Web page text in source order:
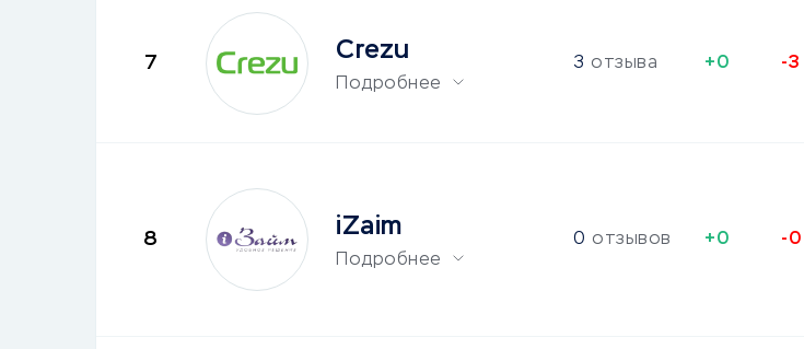
7 Crezu
Подробнее
3 отзыва +0 -3
8 iZaim
Подробнее
0 отзывов +0 -0